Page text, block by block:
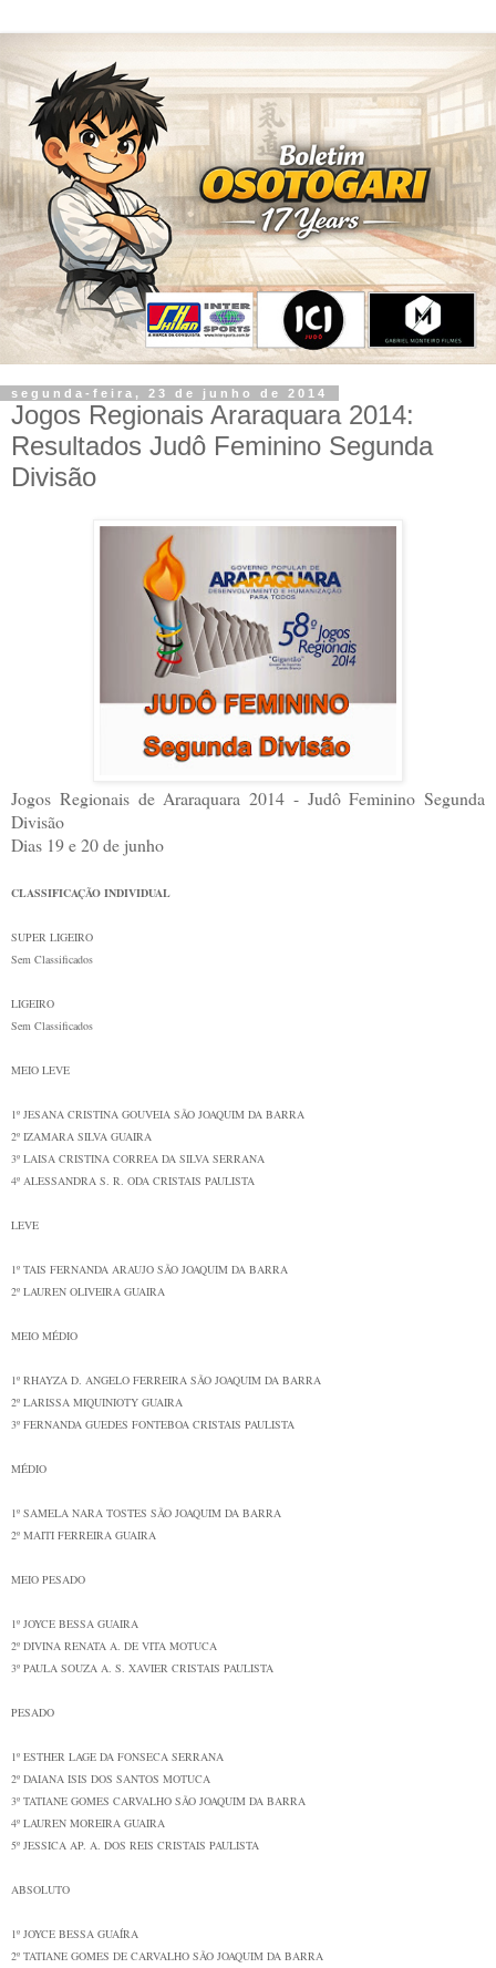
segunda-feira, 23 de junho de 2014
Jogos Regionais Araraquara 2014:
Resultados Judô Feminino Segunda
Divisão
Jogos Regionais de Araraquara 2014 - Judô Feminino Segunda
Divisão
Dias 19 e 20 de junho
CLASSIFICAÇÃO INDIVIDUAL
SUPER LIGEIRO
Sem Classificados
LIGEIRO
Sem Classificados
MEIO LEVE
1º JESANA CRISTINA GOUVEIA SÃO JOAQUIM DA BARRA
2º IZAMARA SILVA GUAIRA
3º LAISA CRISTINA CORREA DA SILVA SERRANA
4º ALESSANDRA S. R. ODA CRISTAIS PAULISTA
LEVE
1º TAIS FERNANDA ARAUJO SÃO JOAQUIM DA BARRA
2º LAUREN OLIVEIRA GUAIRA
MEIO MÉDIO
1º RHAYZA D. ANGELO FERREIRA SÃO JOAQUIM DA BARRA
2º LARISSA MIQUINIOTY GUAIRA
3º FERNANDA GUEDES FONTEBOA CRISTAIS PAULISTA
MÉDIO
1º SAMELA NARA TOSTES SÃO JOAQUIM DA BARRA
2º MAITI FERREIRA GUAIRA
MEIO PESADO
1º JOYCE BESSA GUAIRA
2º DIVINA RENATA A. DE VITA MOTUCA
3º PAULA SOUZA A. S. XAVIER CRISTAIS PAULISTA
PESADO
1º ESTHER LAGE DA FONSECA SERRANA
2º DAIANA ISIS DOS SANTOS MOTUCA
3º TATIANE GOMES CARVALHO SÃO JOAQUIM DA BARRA
4º LAUREN MOREIRA GUAIRA
5º JESSICA AP. A. DOS REIS CRISTAIS PAULISTA
ABSOLUTO
1º JOYCE BESSA GUAÍRA
2º TATIANE GOMES DE CARVALHO SÃO JOAQUIM DA BARRA